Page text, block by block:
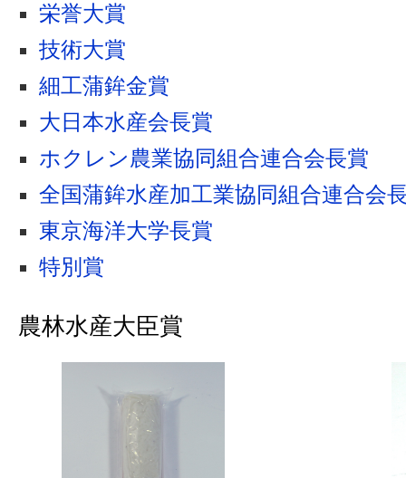
栄誉大賞
技術大賞
細工蒲鉾金賞
大日本水産会長賞
ホクレン農業協同組合連合会長賞
全国蒲鉾水産加工業協同組合連合会
東京海洋大学長賞
特別賞
農林水産大臣賞